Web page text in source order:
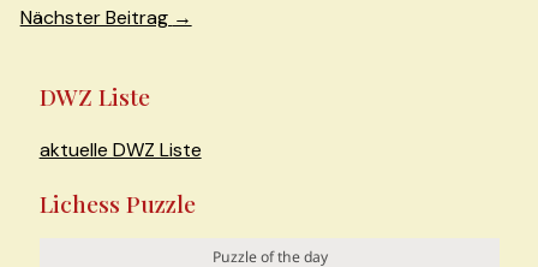
Nächster Beitrag →
DWZ Liste
aktuelle DWZ Liste
Lichess Puzzle